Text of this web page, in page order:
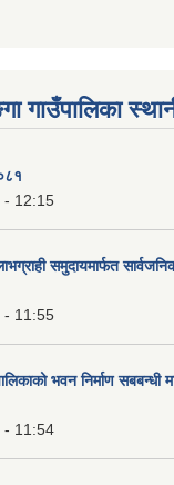
गाउँपालिका
- 12:15
समुदायमार्फत
- 11:55
भवन निर्माण सबबन्धी
- 11:54